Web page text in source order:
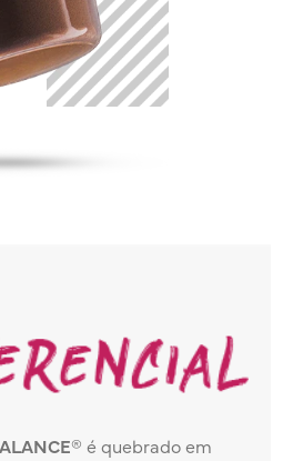
é quebrado em